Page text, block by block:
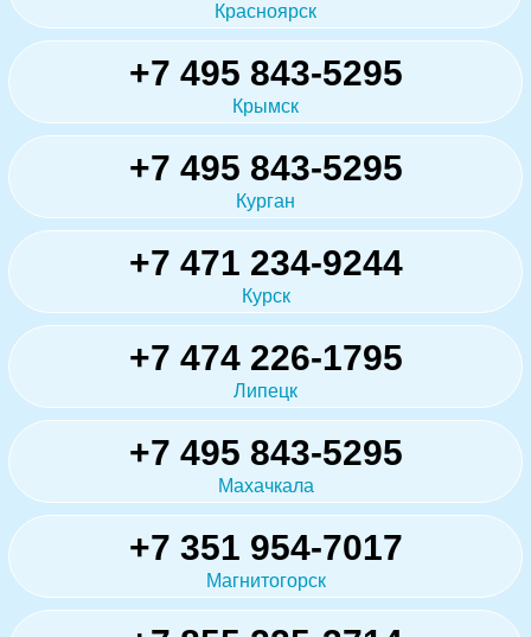
Красноярск
+7 495 843-5295
Крымск
+7 495 843-5295
Курган
+7 471 234-9244
Курск
+7 474 226-1795
Липецк
+7 495 843-5295
Махачкала
+7 351 954-7017
Магнитогорск